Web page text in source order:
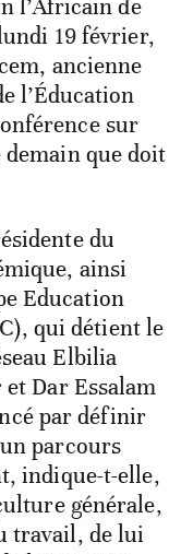
l’Africain de
19 février,
ancienne
l’Éducation
sur
demain que doit
du
ainsi
Education
qui détient le
Elbilia
Dar Essalam
par définir
parcours
indique-t-elle,
générale,
travail, de lui